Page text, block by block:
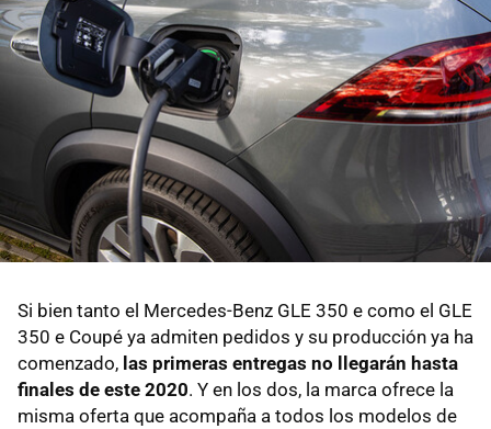
Si bien tanto el Mercedes-Benz GLE 350 e como el GLE
350 e Coupé ya admiten pedidos y su producción ya ha
comenzado, las primeras entregas no llegarán hasta
finales de este 2020. Y en los dos, la marca ofrece la
misma oferta que acompaña a todos los modelos de